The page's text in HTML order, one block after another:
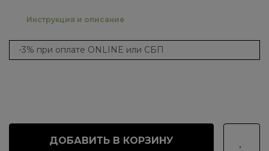
Инструкция и описание
-3% при оплате ONLINE или СБП
ДОБАВИТЬ В КОРЗИНУ